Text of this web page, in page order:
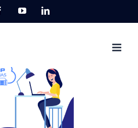
FacebookYouTubeLinkedIn